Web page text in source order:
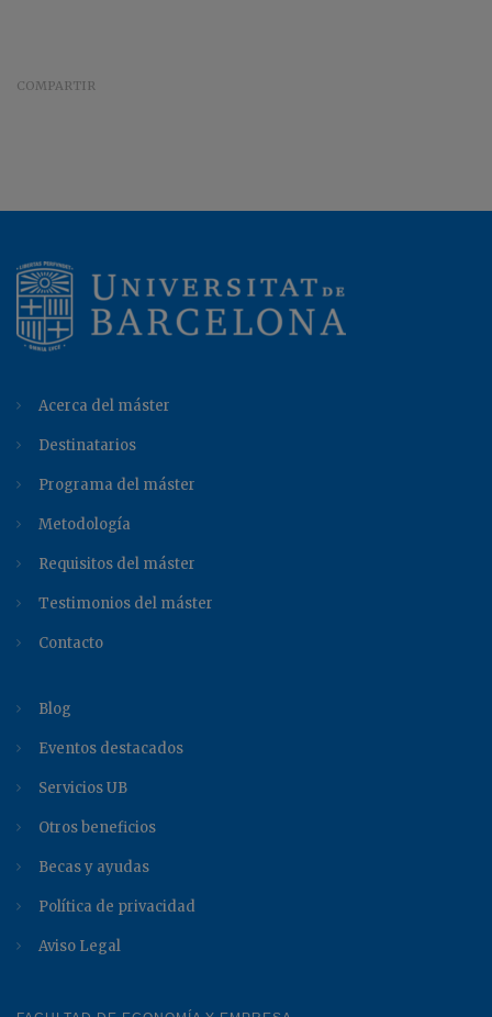
COMPARTIR
Acerca del máster
Destinatarios
Programa del máster
Metodología
Requisitos del máster
Testimonios del máster
Contacto
Blog
Eventos destacados
Servicios UB
Otros beneficios
Becas y ayudas
Política de privacidad
Aviso Legal